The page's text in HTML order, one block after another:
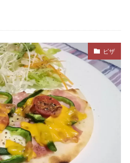
ピザ